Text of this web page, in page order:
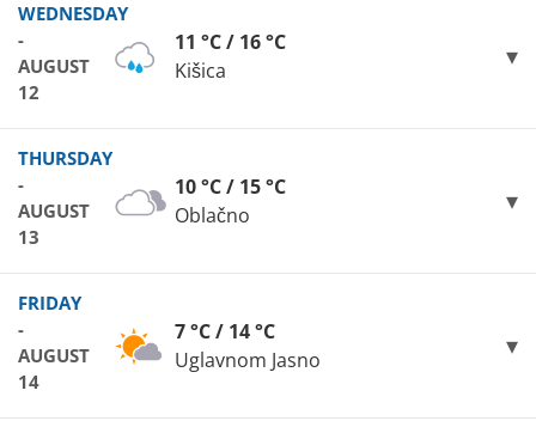
WEDNESDAY
-
AUGUST
12
11 °C / 16 °C
Kišica
THURSDAY
-
AUGUST
13
10 °C / 15 °C
Oblačno
FRIDAY
-
AUGUST
14
7 °C / 14 °C
Uglavnom Jasno